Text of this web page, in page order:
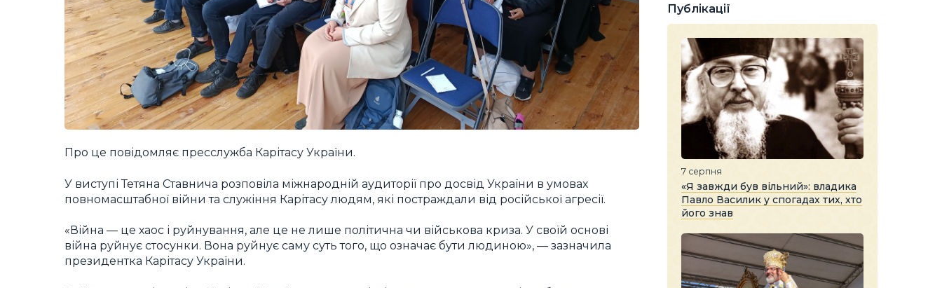
Про це повідомляє пресслужба Карітасу України.
У виступі Тетяна Ставнича розповіла міжнародній аудиторії про досвід України в умовах
повномасштабної війни та служіння Карітасу людям, які постраждали від російської агресії.
«Війна — це хаос і руйнування, але це не лише політична чи військова криза. У своїй основі
війна руйнує стосунки. Вона руйнує саму суть того, що означає бути людиною», — зазначила
президентка Карітасу України.
Публікації
7 серпня
«Я завжди був вільний»: владика
Павло Василик у спогадах тих, хто
його знав